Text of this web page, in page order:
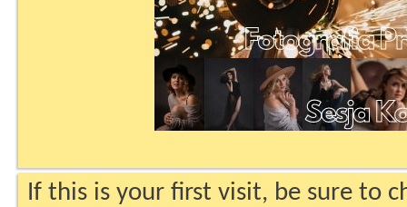
If this is your first visit, be sure to